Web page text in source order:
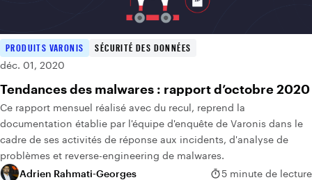
PRODUITS VARONIS
SÉCURITÉ DES DONNÉES
déc. 01, 2020
Tendances des malwares : rapport d’octobre 2020
Ce rapport mensuel réalisé avec du recul, reprend la
documentation établie par l'équipe d'enquête de Varonis dans le
cadre de ses activités de réponse aux incidents, d'analyse de
problèmes et reverse-engineering de malwares.
Adrien Rahmati-Georges
5 minute de lecture